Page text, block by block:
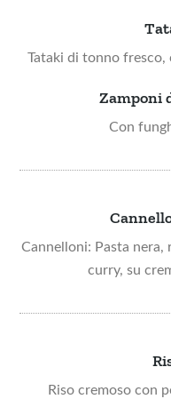
Tataki di tonno fresco,
Zamponi
Con
Cannelloni: Pasta nera,
curry, su
Riso cremoso con